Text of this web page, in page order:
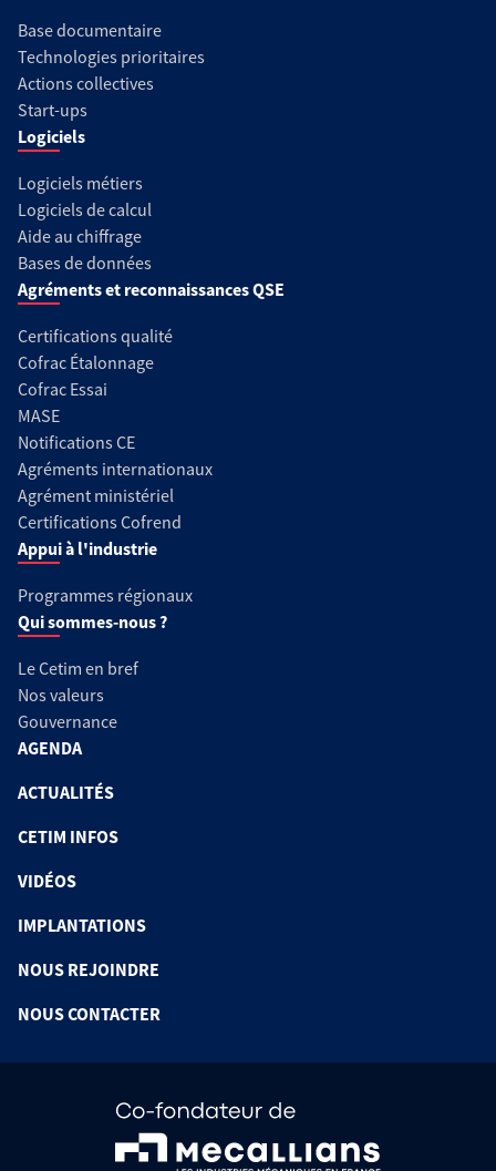
Base documentaire
Technologies prioritaires
Actions collectives
Start-ups
Logiciels
Logiciels métiers
Logiciels de calcul
Aide au chiffrage
Bases de données
Agréments et reconnaissances QSE
Certifications qualité
Cofrac Étalonnage
Cofrac Essai
MASE
Notifications CE
Agréments internationaux
Agrément ministériel
Certifications Cofrend
Appui à l'industrie
Programmes régionaux
Qui sommes-nous ?
Le Cetim en bref
Nos valeurs
Gouvernance
AGENDA
ACTUALITÉS
CETIM INFOS
VIDÉOS
IMPLANTATIONS
NOUS REJOINDRE
NOUS CONTACTER